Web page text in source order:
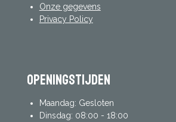
Onze gegevens
Privacy Policy
Openingstijden
Maandag: Gesloten
Dinsdag: 08:00 - 18:00